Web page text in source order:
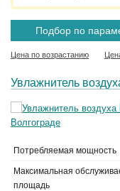
Подбор по
Цена по возрастанию
Увлажнитель
Потребляемая мощность
Максимальная
площадь